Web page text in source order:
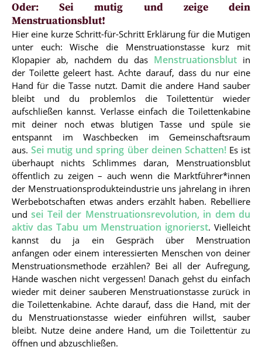
Oder: Sei mutig und zeige dein
Menstruationsblut!
Hier eine kurze Schritt-für-Schritt Erklärung für die Mutigen
unter euch: Wische die Menstruationstasse kurz mit
Klopapier ab, nachdem du das Menstruationsblut in
der Toilette geleert hast. Achte darauf, dass du nur eine
Hand für die Tasse nutzt. Damit die andere Hand sauber
bleibt und du problemlos die Toilettentür wieder
aufschließen kannst. Verlasse einfach die Toilettenkabine
mit deiner noch etwas blutigen Tasse und spüle sie
entspannt im Waschbecken im Gemeinschaftsraum
aus.Sei mutig und spring über deinen Schatten!Es ist
überhaupt nichts Schlimmes daran, Menstruationsblut
öffentlich zu zeigen – auch wenn die Marktführer*innen
der Menstruationsprodukteindustrie uns jahrelang in ihren
Werbebotschaften etwas anders erzählt haben. Rebelliere
undsei Teil der Menstruationsrevolution, in dem du
aktiv das Tabu um Menstruation ignorierst. Vielleicht
kannst du ja ein Gespräch über Menstruation
anfangen oder einem interessierten Menschen von deiner
Menstruationsmethode erzählen? Bei all der Aufregung,
Hände waschen nicht vergessen! Danach gehst du einfach
wieder mit deiner sauberen Menstruationstasse zurück in
die Toilettenkabine. Achte darauf, dass die Hand, mit der
du Menstruationstasse wieder einführen willst, sauber
bleibt. Nutze deine andere Hand, um die Toilettentür zu
öffnen und abzuschließen.